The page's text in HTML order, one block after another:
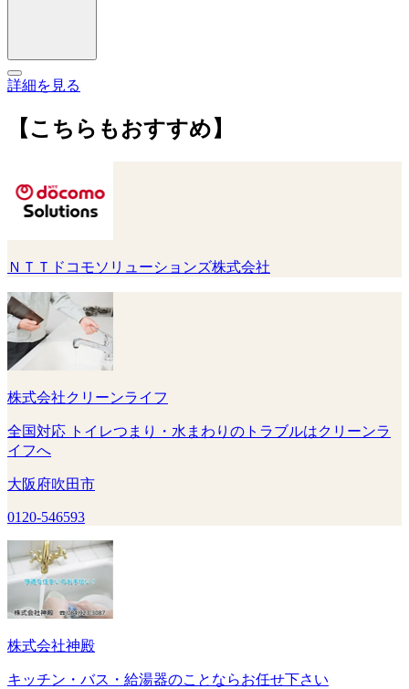
詳細を見る
【こちらもおすすめ】
ＮＴＴドコモソリューションズ株式会社
株式会社クリーンライフ
全国対応 トイレつまり・水まわりのトラブルはクリーンラ
イフへ
大阪府吹田市
0120-546593
株式会社神殿
キッチン・バス・給湯器のことならお任せ下さい